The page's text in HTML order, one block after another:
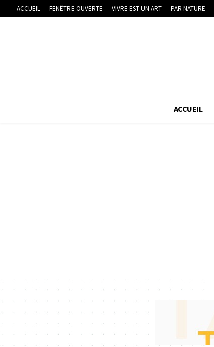
ACCUEIL FENÊTRE OUVERTE VIVRE EST UN ART PAR NATURE
ACCUEIL